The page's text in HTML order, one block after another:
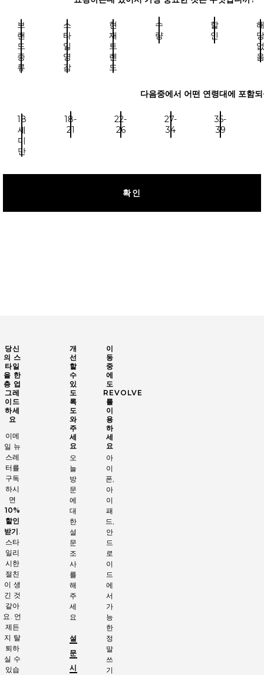
브
랜
드
종
류
스
타
일
영
감
현
재
트
렌
드
수
량
할
인
해
당
없
음
다음중에서 어떤 연령대에 포함
18
세
미
만
18-
21
22-
26
27-
34
35-
39
확인
당신
의 스
타일
을 한
층 업
그레
이드
하세
요
이메
일 뉴
스레
터를
구독
하시
면
10%
할인
받기.
스타
일리
시한
절친
이 생
긴 것
같아
요. 언
제든
지 탈
퇴하
실 수
있습
개
선
할
수
있
도
록
도
와
주
세
요
오
늘
방
문
에
대
한
설
문
조
사
를
해
주
세
요
설
문
시
이
동
중
에
도
REVOLVE
를
이
용
하
세
요
아
이
폰,
아
이
패
드,
안
드
로
이
드
에
서
가
능
한
정
말
쓰
기